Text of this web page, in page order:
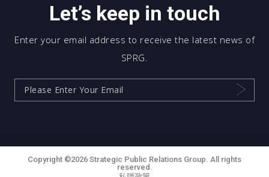
Let’s keep in touch
Enter your email address to receive the latest news of
SPRG.
Copyright ©2026 Strategic Public Relations Group. All rights
reserved.